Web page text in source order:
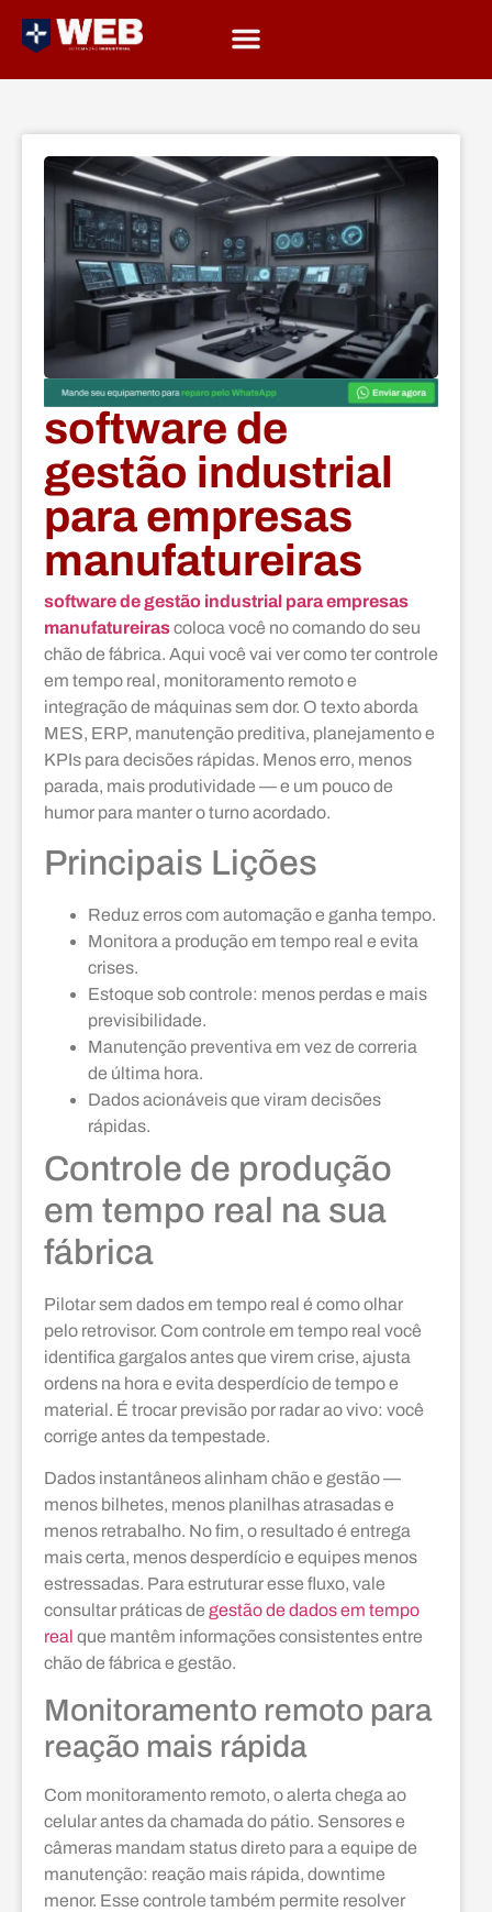
software de
gestão industrial
para empresas
manufatureiras
software de gestão industrial para empresas
manufatureirascoloca você no comando do seu
chão de fábrica. Aqui você vai ver como ter controle
em tempo real, monitoramento remoto e
integração de máquinas sem dor. O texto aborda
MES, ERP, manutenção preditiva, planejamento e
KPIs para decisões rápidas. Menos erro, menos
parada, mais produtividade — e um pouco de
humor para manter o turno acordado.
Principais Lições
Reduz erros com automação e ganha tempo.
Monitora a produção em tempo real e evita
crises.
Estoque sob controle: menos perdas e mais
previsibilidade.
Manutenção preventiva em vez de correria
de última hora.
Dados acionáveis que viram decisões
rápidas.
Controle de produção
em tempo real na sua
fábrica
Pilotar sem dados em tempo real é como olhar
pelo retrovisor. Com controle em tempo real você
identifica gargalos antes que virem crise, ajusta
ordens na hora e evita desperdício de tempo e
material. É trocar previsão por radar ao vivo: você
corrige antes da tempestade.
Dados instantâneos alinham chão e gestão —
menos bilhetes, menos planilhas atrasadas e
menos retrabalho. No fim, o resultado é entrega
mais certa, menos desperdício e equipes menos
estressadas. Para estruturar esse fluxo, vale
consultar práticas de gestão de dados em tempo
real que mantêm informações consistentes entre
chão de fábrica e gestão.
Monitoramento remoto para
reação mais rápida
Com monitoramento remoto, o alerta chega ao
celular antes da chamada do pátio. Sensores e
câmeras mandam status direto para a equipe de
manutenção: reação mais rápida, downtime
menor. Esse controle também permite resolver